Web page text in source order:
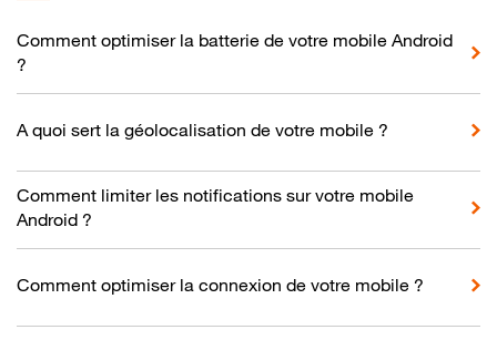
Comment optimiser la batterie de votre mobile Android
?
A quoi sert la géolocalisation de votre mobile ?
Comment limiter les notifications sur votre mobile
Android ?
Comment optimiser la connexion de votre mobile ?